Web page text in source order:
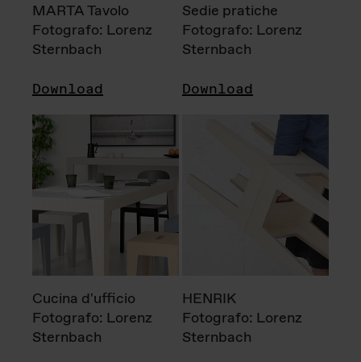
MARTA Tavolo
Fotografo: Lorenz
Sternbach
Download
Sedie pratiche
Fotografo: Lorenz
Sternbach
Download
Cucina d'ufficio
Fotografo: Lorenz
Sternbach
HENRIK
Fotografo: Lorenz
Sternbach